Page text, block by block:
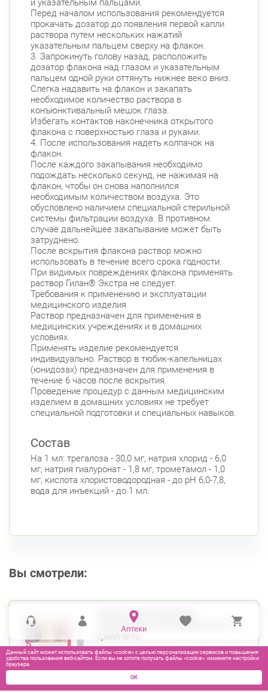
и указательным пальцами.
Перед началом использования рекомендуется
прокачать дозатор до появления первой капли
раствора путем нескольких нажатий
указательным пальцем сверху на флакон.
3. Запрокинуть голову назад, расположить
дозатор флакона над глазом и указательным
пальцем одной руки оттянуть нижнее веко вниз.
Слегка надавить на флакон и закапать
необходимое количество раствора в
конъюнктивальный мешок глаза.
Избегать контактов наконечника открытого
флакона с поверхностью глаза и руками.
4. После использования надеть колпачок на
флакон.
После каждого закапывания необходимо
подождать несколько секунд, не нажимая на
флакон, чтобы он снова наполнился
необходимым количеством воздуха. Это
обусловлено наличием специальной стерильной
системы фильтрации воздуха. В противном
случае дальнейшее закапывание может быть
затруднено.
После вскрытия флакона раствор можно
использовать в течение всего срока годности.
При видимых повреждениях флакона применять
раствор Гилан® Экстра не следует.
Требования к применению и эксплуатации
медицинского изделия
Раствор предназначен для применения в
медицинских учреждениях и в домашних
условиях.
Применять изделие рекомендуется
индивидуально. Раствор в тюбик-капельницах
(юнидозах) предназначен для применения в
течение 6 часов после вскрытия.
Проведение процедур с данным медицинским
изделием в домашних условиях не требует
специальной подготовки и специальных навыков.
Состав
На 1 мл: трегалоза - 30,0 мг, натрия хлорид - 6,0
мг, натрия гиалуронат - 1,8 мг, трометамол - 1,0
мг, кислота хлористоводородная - до pH 6,0-7,8,
вода для инъекций - до 1 мл.
Вы смотрели:
ГИЛАН ЭКСТРА РАСТВОР
ОФТАЛЬМОЛОГИЧЕСКИЙ 0,18%+3%
525₽
Данный сайт может использовать файлы «cookie» с целью персонализации сервисов и повышения
удобства пользования веб-сайтом. Если вы не хотите получать файлы «cookie», измените настройки
браузера.
ОК